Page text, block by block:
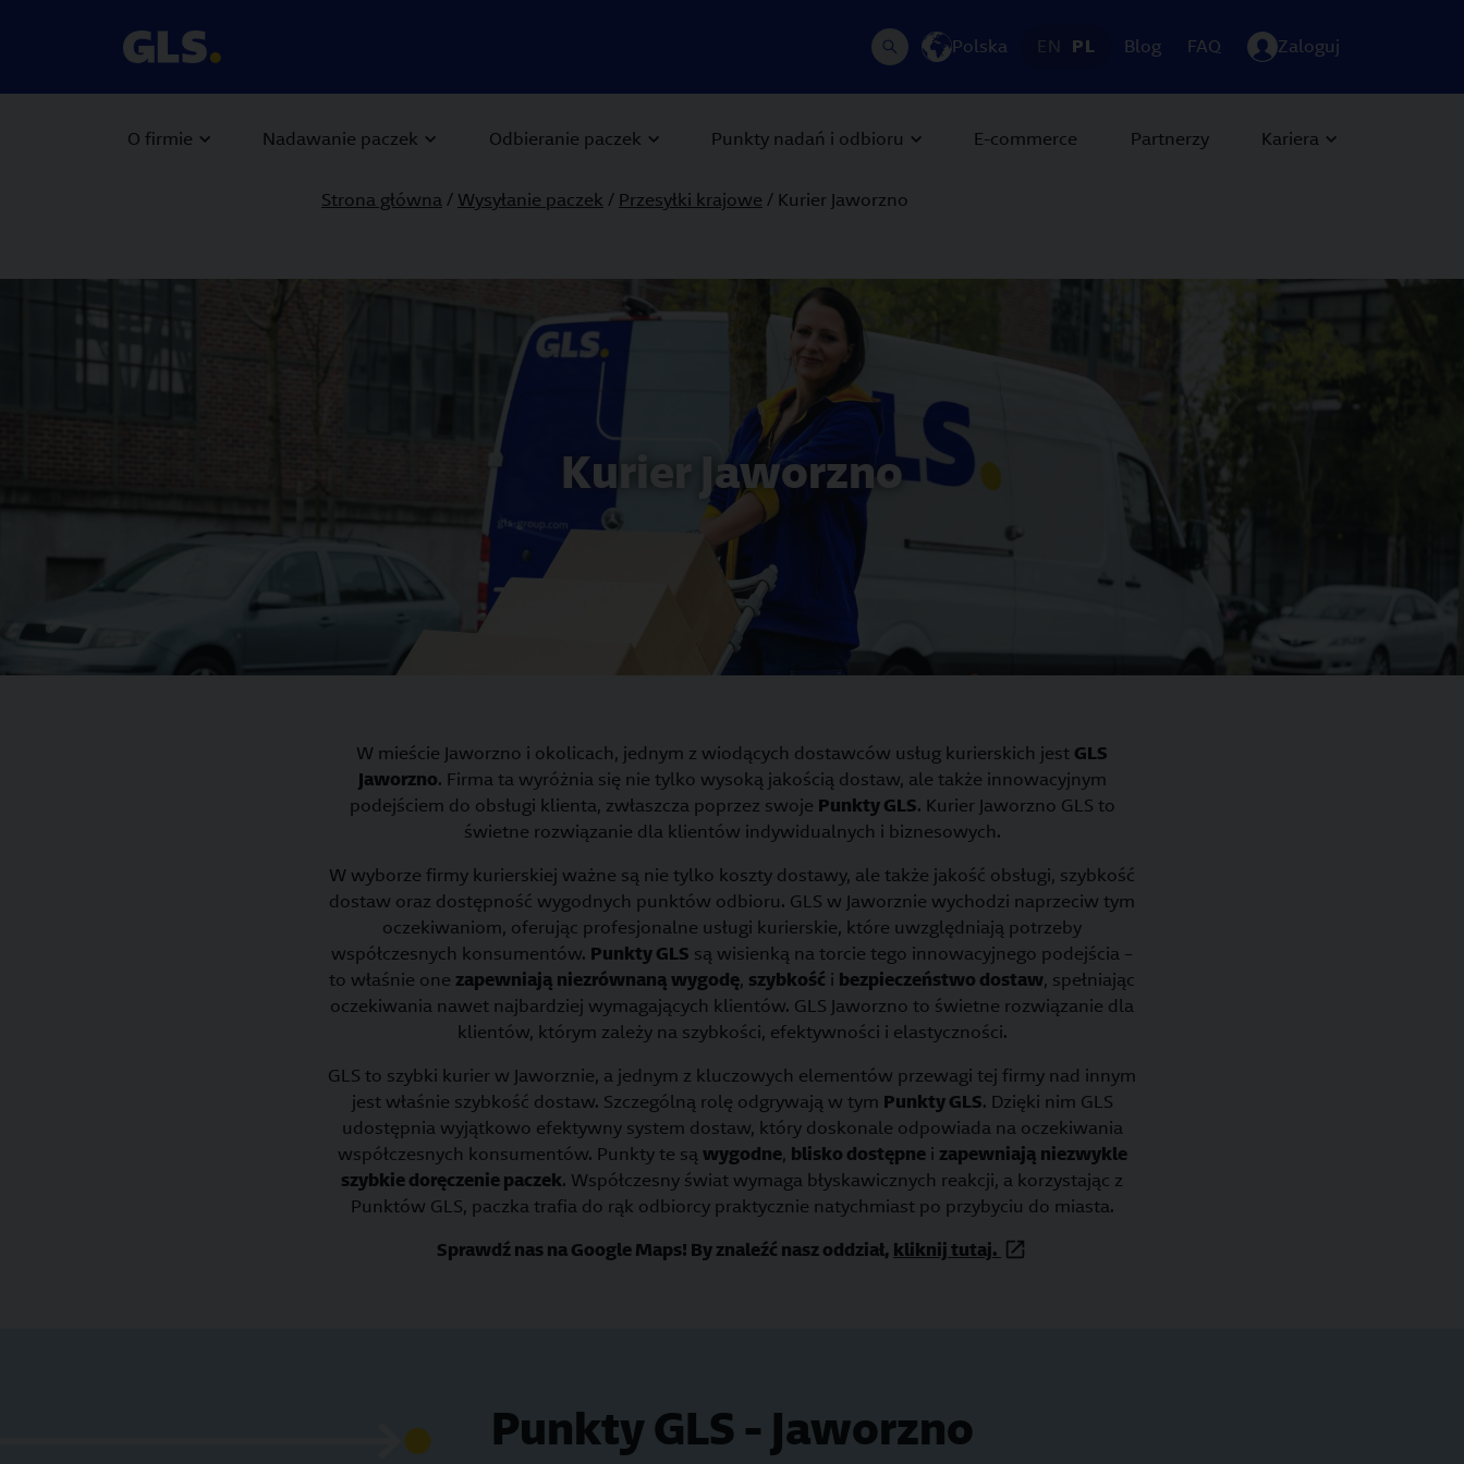
Polska EN PL Blog FAQ Zaloguj
O firmie Nadawanie paczek Odbieranie paczek Punkty nadań i odbioru E-commerce Partnerzy Kariera
Strona główna/ Wysyłanie paczek / Przesyłki krajowe / Kurier Jaworzno
Kurier Jaworzno
W mieście Jaworzno i okolicach, jednym z wiodących dostawców usług kurierskich jest GLS
Jaworzno. Firma ta wyróżnia się nie tylko wysoką jakością dostaw, ale także innowacyjnym
podejściem do obsługi klienta, zwłaszcza poprzez swoje Punkty GLS. Kurier Jaworzno GLS to
świetne rozwiązanie dla klientów indywidualnych i biznesowych.
W wyborze firmy kurierskiej ważne są nie tylko koszty dostawy, ale także jakość obsługi, szybkość
dostaw oraz dostępność wygodnych punktów odbioru. GLS w Jaworznie wychodzi naprzeciw tym
oczekiwaniom, oferując profesjonalne usługi kurierskie, które uwzględniają potrzeby
współczesnych konsumentów. Punkty GLS są wisienką na torcie tego innowacyjnego podejścia –
to właśnie one zapewniają niezrównaną wygodę, szybkość i bezpieczeństwo dostaw, spełniając
oczekiwania nawet najbardziej wymagających klientów. GLS Jaworzno to świetne rozwiązanie dla
klientów, którym zależy na szybkości, efektywności i elastyczności.
GLS to szybki kurier w Jaworznie, a jednym z kluczowych elementów przewagi tej firmy nad innym
jest właśnie szybkość dostaw. Szczególną rolę odgrywają w tym Punkty GLS. Dzięki nim GLS
udostępnia wyjątkowo efektywny system dostaw, który doskonale odpowiada na oczekiwania
współczesnych konsumentów. Punkty te sąwygodne, blisko dostępnei zapewniają niezwykle
szybkie doręczenie paczek. Współczesny świat wymaga błyskawicznych reakcji, a korzystając z
Punktów GLS, paczka trafia do rąk odbiorcy praktycznie natychmiast po przybyciu do miasta.
Sprawdź nas na Google Maps! By znaleźć nasz oddział, kliknij tutaj.
Punkty GLS - Jaworzno